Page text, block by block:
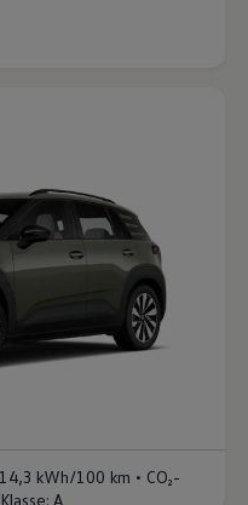
kWh/100 km • CO₂-
A